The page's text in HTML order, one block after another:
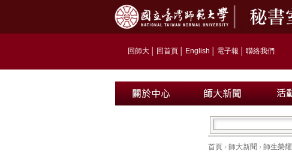
回師大 回首頁 English 電子報 聯絡我們
首頁 › 師大新聞 › 師生榮耀